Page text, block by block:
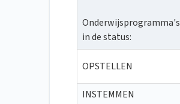
Onderwijsprogramma's
in de status:
OPSTELLEN
INSTEMMEN